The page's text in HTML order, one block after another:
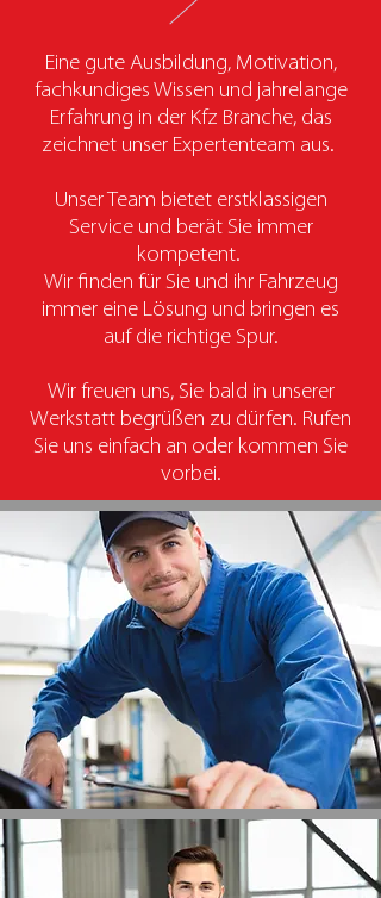
Eine gute Ausbildung, Motivation,
fachkundiges Wissen und jahrelange
Erfahrung in der Kfz Branche, das
zeichnet unser Expertenteam aus.
Unser Team bietet erstklassigen
Service und berät Sie immer
kompetent.
Wir finden für Sie und ihr Fahrzeug
immer eine Lösung und bringen es
auf die richtige Spur.
Wir freuen uns, Sie bald in unserer
Werkstatt begrüßen zu dürfen. Rufen
Sie uns einfach an oder kommen Sie
vorbei.